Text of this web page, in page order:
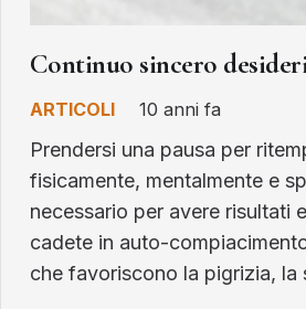
Continuo sincero
ARTICOLI 10 anni fa
Prendersi una pausa per
fisicamente, mentalmente e
necessario per avere risultati
cadete in auto-
che favoriscono la pigrizia, la